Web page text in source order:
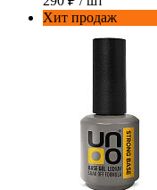
Хит продаж